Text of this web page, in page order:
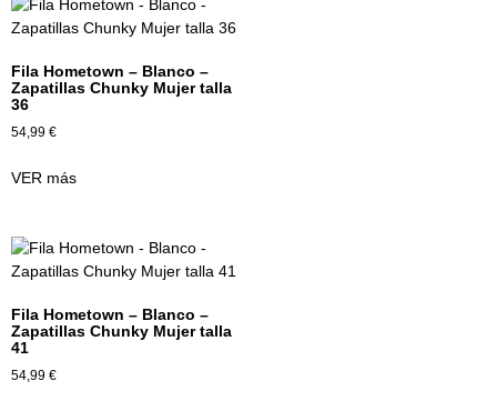
Fila Hometown – Blanco –
Zapatillas Chunky Mujer talla
36
54,99 €
VER más
Fila Hometown – Blanco –
Zapatillas Chunky Mujer talla
41
54,99 €